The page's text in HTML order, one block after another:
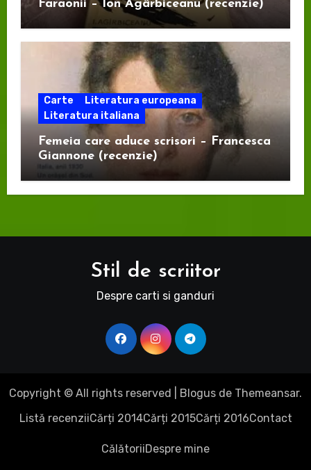
Faraonii – Ion Agârbiceanu (recenzie)
Carte
Literatura europeana
Literatura italiana
Femeia care aduce scrisori – Francesca
Giannone (recenzie)
Stil de scriitor
Despre carti si ganduri
Copyright © All rights reserved Blogus de Themeansar.
Listă recenziiCărți 2014Cărți 2015Cărți 2016Contact
CălătoriiDespre mine